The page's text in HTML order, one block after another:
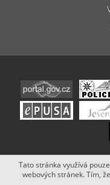
Copyright (c) 2020 -
Tato stránka využívá
webových stránek. Tím,